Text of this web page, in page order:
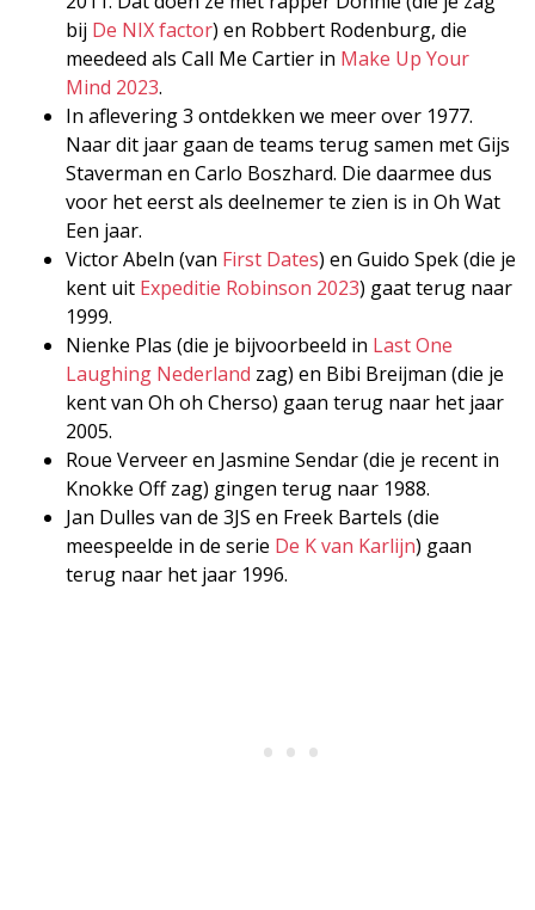
bij De NIX factor) en Robbert Rodenburg, die
meedeed als Call Me Cartier in Make Up Your
Mind 2023.
In aflevering 3 ontdekken we meer over 1977.
Naar dit jaar gaan de teams terug samen met Gijs
Staverman en Carlo Boszhard. Die daarmee dus
voor het eerst als deelnemer te zien is in Oh Wat
Een jaar.
Victor Abeln (van First Dates) en Guido Spek (die je
kent uit Expeditie Robinson 2023) gaat terug naar
1999.
Nienke Plas (die je bijvoorbeeld in Last One
Laughing Nederland zag) en Bibi Breijman (die je
kent van Oh oh Cherso) gaan terug naar het jaar
2005.
Roue Verveer en Jasmine Sendar (die je recent in
Knokke Off zag) gingen terug naar 1988.
Jan Dulles van de 3JS en Freek Bartels (die
meespeelde in de serie De K van Karlijn) gaan
terug naar het jaar 1996.